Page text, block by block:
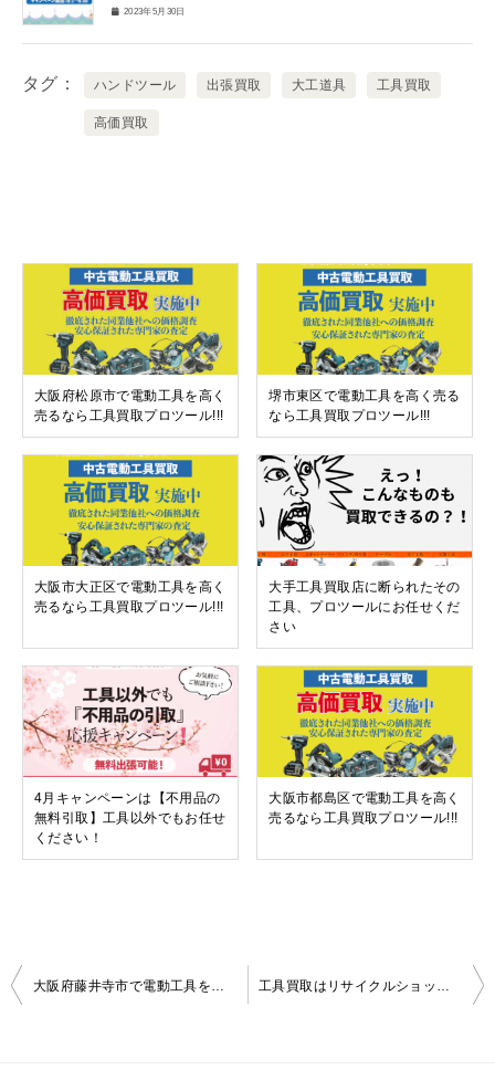
2023年5月30日
タグ ハンドツール 出張買取 大工道具 工具買取
高価買取
大阪府松原市で電動工具を高く
売るなら工具買取プロツール!!!
堺市東区で電動工具を高く売る
なら工具買取プロツール!!!
大阪市大正区で電動工具を高く
売るなら工具買取プロツール!!!
大手工具買取店に断られたその
工具、プロツールにお任せくだ
さい
4月キャンペーンは【不用品の
無料引取】工具以外でもお任せ
ください！
大阪市都島区で電動工具を高く
売るなら工具買取プロツール!!!
投
大阪府藤井寺市で電動工具を高く売るなら工具買取プロツール!!! 工具買取はリサイクルショップ？工具買取店？？詳しく答えていきます